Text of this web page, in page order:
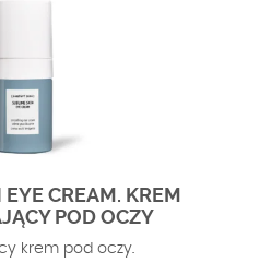
CREAM. KREM
POD OCZY
krem pod oczy.